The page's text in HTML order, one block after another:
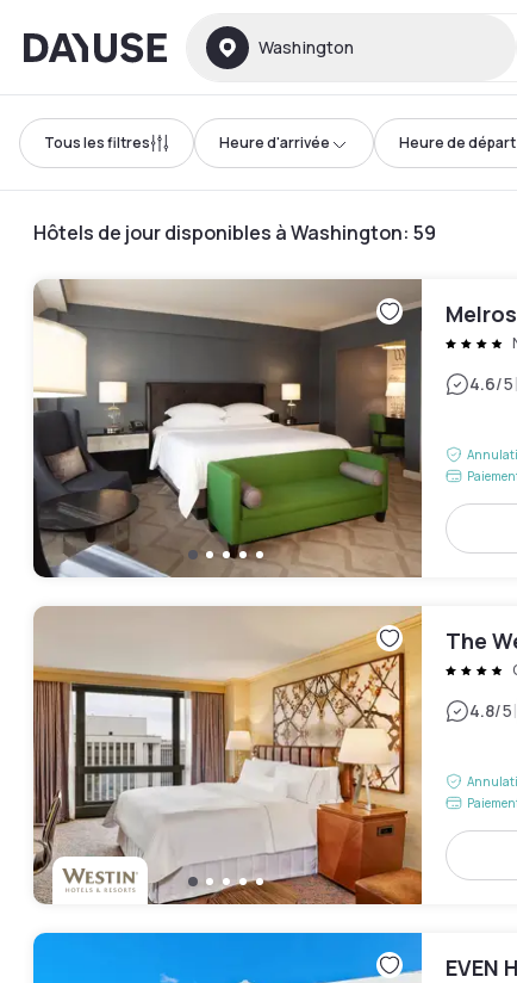
Dayuse Washington
Tous les filtres Heure d'arrivée Heure de départ
Hôtels de jour disponibles à Washington: 59
4.6/5|
The
4.8/5|
EVEN